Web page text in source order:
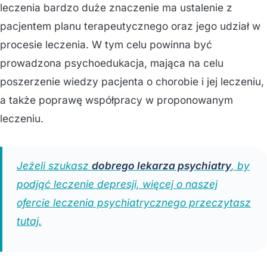
leczenia bardzo duże znaczenie ma ustalenie z
pacjentem planu terapeutycznego oraz jego udział w
procesie leczenia. W tym celu powinna być
prowadzona psychoedukacja, mająca na celu
poszerzenie wiedzy pacjenta o chorobie i jej leczeniu,
a także poprawę współpracy w proponowanym
leczeniu.
Jeżeli szukasz dobrego lekarza psychiatry, by
podjąć leczenie depresji, więcej o naszej
ofercie leczenia psychiatrycznego przeczytasz
tutaj.